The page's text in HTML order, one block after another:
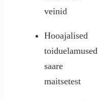
veinid
Hooajalised
toiduelamused
saare
maitsetest